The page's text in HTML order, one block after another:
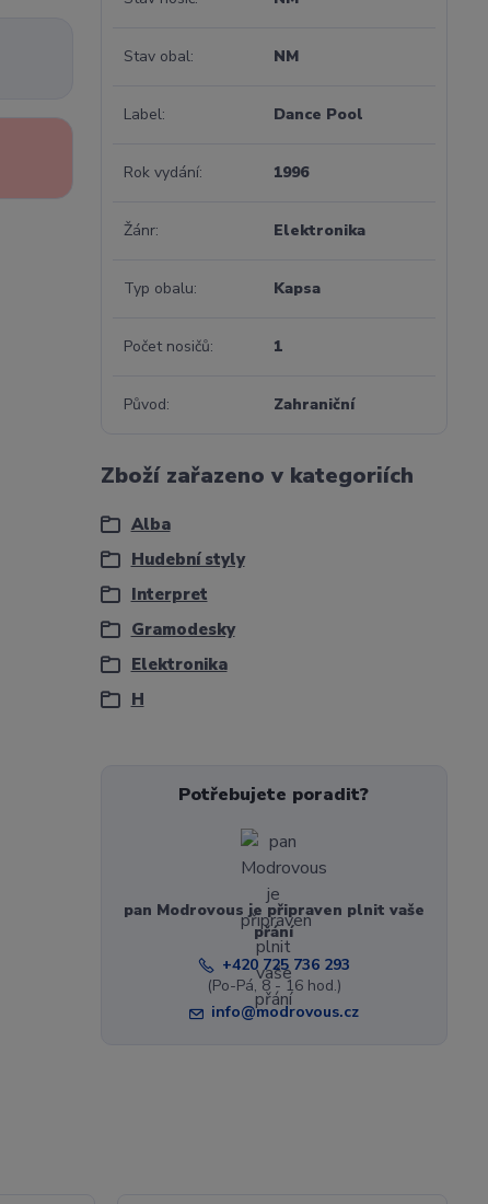
Stav obal NM
Label Dance Pool
Rok vydání 1996
Žánr Elektronika
Typ obalu Kapsa
Počet nosičů 1
Původ Zahraniční
Zboží zařazeno v kategoriích
Alba
Hudební styly
Interpret
Gramodesky
Elektronika
H
Potřebujete poradit?
pan Modrovous je připraven plnit vaše
přání
+420 725 736 293
(Po-Pá, 8 - 16 hod.)
info@modrovous.cz